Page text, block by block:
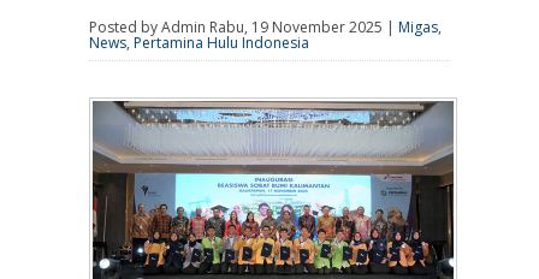
Posted by Admin Rabu, 19 November 2025 | Migas,
News, Pertamina Hulu Indonesia